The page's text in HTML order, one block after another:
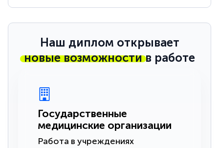
Наш диплом открывает
новые возможностив работе
Государственные
медицинские организации
Работа в учреждениях